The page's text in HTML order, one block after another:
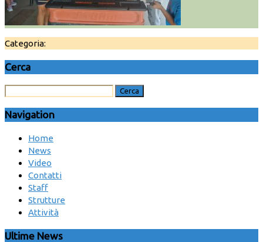
Categoria:
Cerca
Navigation
Home
News
Video
Contatti
Staff
Strutture
Attività
Ultime News